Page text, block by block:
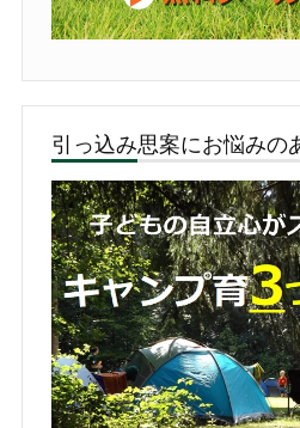
引っ込み思案にお悩みの